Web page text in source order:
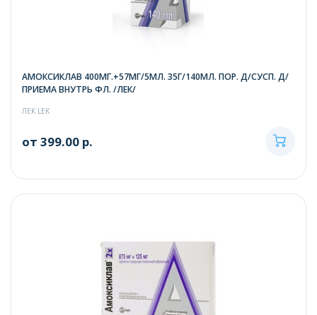
АМОКСИКЛАВ 400МГ.+57МГ/5МЛ. 35Г/140МЛ. ПОР. Д/СУСП. Д/
ПРИЕМА ВНУТРЬ ФЛ. /ЛЕК/
ЛЕК LEK
от 399.00 р.